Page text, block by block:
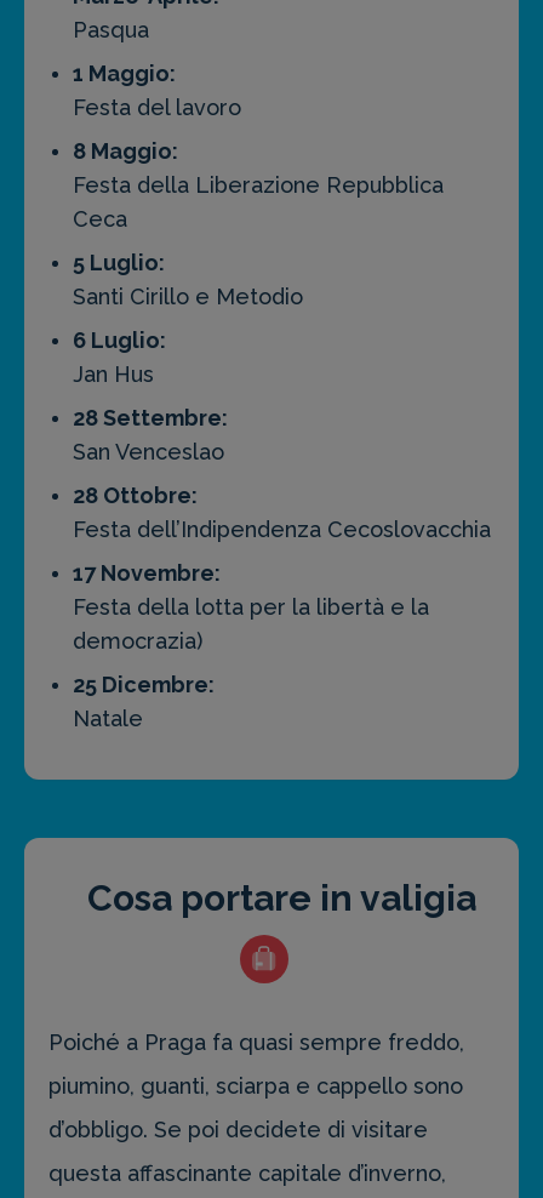
Pasqua
1 Maggio:
Festa del lavoro
8 Maggio:
Festa della Liberazione Repubblica
Ceca
5 Luglio:
Santi Cirillo e Metodio
6 Luglio:
Jan Hus
28 Settembre:
San Venceslao
28 Ottobre:
Festa dell’Indipendenza Cecoslovacchia
17 Novembre:
Festa della lotta per la libertà e la
democrazia)
25 Dicembre:
Natale
Cosa portare in valigia
Poiché a Praga fa quasi sempre freddo,
piumino, guanti, sciarpa e cappello sono
d’obbligo. Se poi decidete di visitare
questa affascinante capitale d’inverno,